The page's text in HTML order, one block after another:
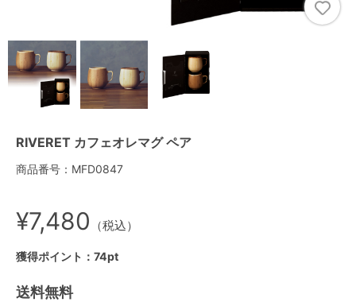
RIVERET カフェオレマグ ペア
商品番号：MFD0847
¥7,480 （税込）
獲得ポイント：74pt
送料無料